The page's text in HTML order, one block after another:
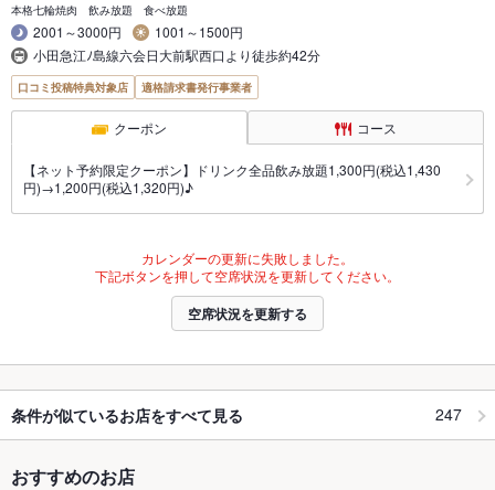
本格七輪焼肉 飲み放題 食べ放題
2001～3000円
1001～1500円
小田急江ﾉ島線六会日大前駅西口より徒歩約42分
口コミ投稿特典対象店 適格請求書発行事業者
クーポン コース
【ネット予約限定クーポン】ドリンク全品飲み放題1,300円(税込1,430
円)→1,200円(税込1,320円)♪
カレンダーの更新に失敗しました。
下記ボタンを押して空席状況を更新してください。
空席状況を更新する
条件が似ているお店をすべて見る 247
おすすめのお店